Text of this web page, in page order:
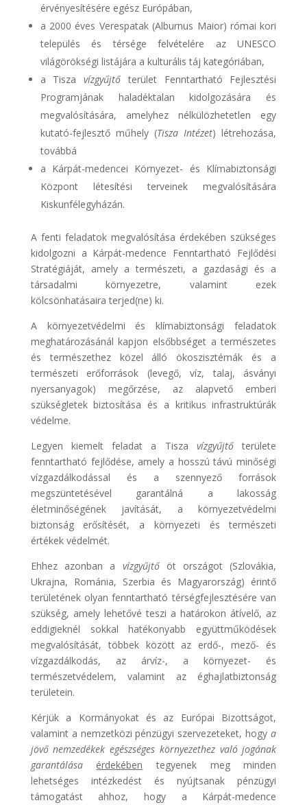
érvényesítésére egész Európában,
a 2000 éves Verespatak (Alburnus Maior) római kori
település és térsége felvételére az UNESCO
világörökségi listájára a kulturális táj kategóriában,
a Tiszavízgyűjtő terület Fenntartható Fejlesztési
Programjának haladéktalan kidolgozására és
megvalósítására, amelyhez nélkülözhetetlen egy
kutató-fejlesztő műhely (Tisza Intézet) létrehozása,
továbbá
a Kárpát-medencei Környezet- és Klímabiztonsági
Központ létesítési terveinek megvalósítására
Kiskunfélegyházán.
A fenti feladatok megvalósítása érdekében szükséges
kidolgozni a Kárpát-medence Fenntartható Fejlődési
Stratégiáját, amely a természeti, a gazdasági és a
társadalmi környezetre, valamint ezek
kölcsönhatásaira terjed(ne) ki.
A környezetvédelmi és klímabiztonsági feladatok
meghatározásánál kapjon elsőbbséget a természetes
és természethez közel álló ökoszisztémák és a
természeti erőforrások (levegő, víz, talaj, ásványi
nyersanyagok) megőrzése, az alapvető emberi
szükségletek biztosítása és a kritikus infrastruktúrák
védelme.
Legyen kiemelt feladat a Tisza vízgyűjtőterülete
fenntartható fejlődése, amely a hosszú távú minőségi
vízgazdálkodással és a szennyező források
megszüntetésével garantálná a lakosság
életminőségének javítását, a környezetvédelmi
biztonság erősítését, a környezeti és természeti
értékek védelmét.
Ehhez azonban a vízgyűjtőöt országot (Szlovákia,
Ukrajna, Románia, Szerbia és Magyarország) érintő
területének olyan fenntartható térségfejlesztésére van
szükség, amely lehetővé teszi a határokon átívelő, az
eddigieknél sokkal hatékonyabb együttműködések
megvalósítását, többek között az erdő-, mező- és
vízgazdálkodás, az árvíz-, a környezet- és
természetvédelem, valamint az éghajlatbiztonság
területein.
Kérjük a Kormányokat és az Európai Bizottságot,
valamint a nemzetközi pénzügyi szervezeteket, hogya
jövő nemzedékekegészséges környezethez való jogának
garantálása
érdekében tegyenek meg minden
lehetséges intézkedést és nyújtsanak pénzügyi
támogatást ahhoz, hogy a Kárpát-medence